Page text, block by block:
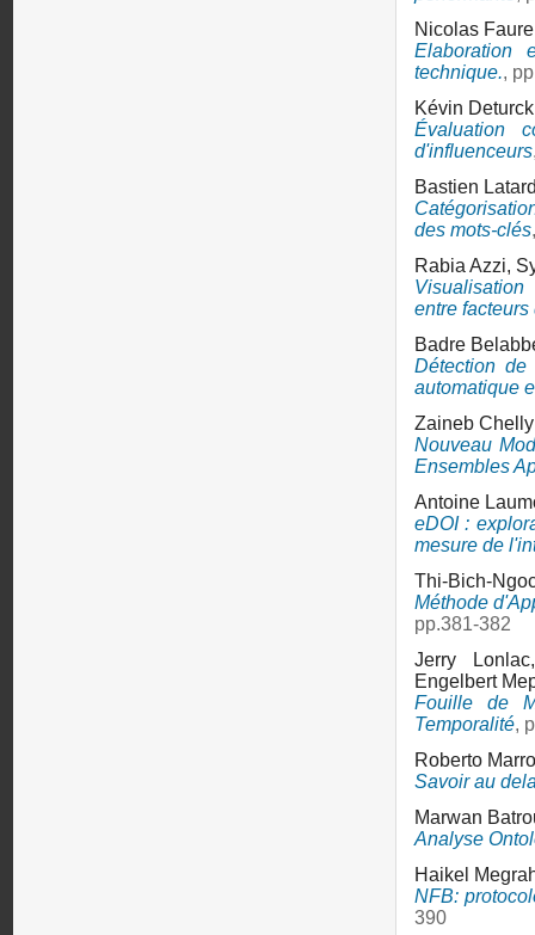
Nicolas
Elaboration
technique.,
Kévin
Évaluation
d'influenceurs
Bastien
des mots-clés
Rabia Azzi,
entre
Badre
Détection de
automatique
Zaineb
Nouveau
Ensembles
Antoine
eDOI :
mesure de
Thi-Bich-
Méthode
pp.381-382
Jerry
Engelbert
Fouille de
Temporalité,
Roberto
Savoir au
Marwan
Analyse
Haikel
NFB:
390